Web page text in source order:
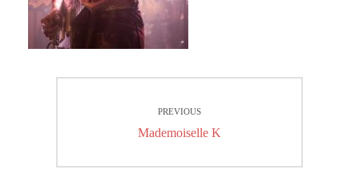
PREVIOUS
Previous
Mademoiselle K